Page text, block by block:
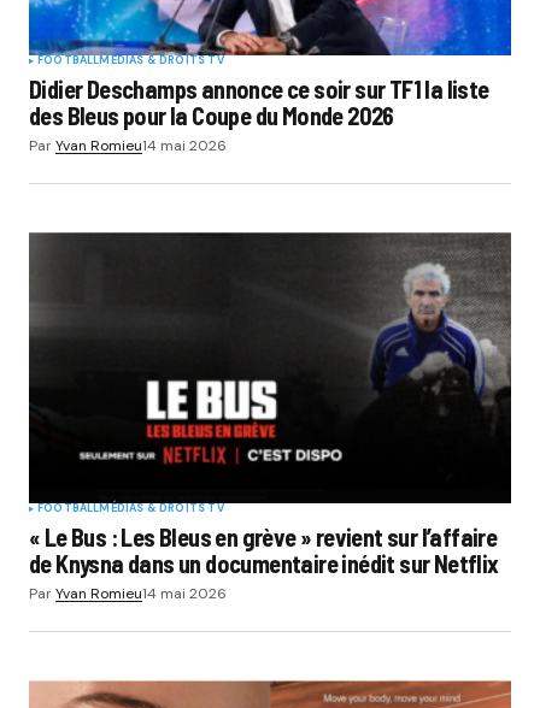
FOOTBALLMÉDIAS & DROITS TV
Didier Deschamps annonce ce soir sur TF1 la liste
des Bleus pour la Coupe du Monde 2026
ParYvan Romieu14 mai 2026
FOOTBALLMÉDIAS & DROITS TV
« Le Bus : Les Bleus en grève » revient sur l’affaire
de Knysna dans un documentaire inédit sur Netflix
ParYvan Romieu14 mai 2026